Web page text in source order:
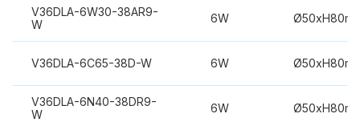
V36DLA-6W30-38AR9-
W
6W
V36DLA-6C65-38D-W 6W
V36DLA-6N40-38DR9-
W
6W